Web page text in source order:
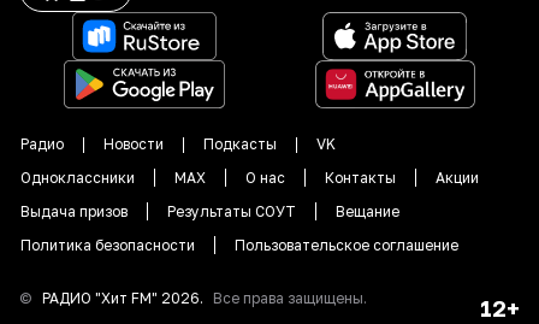
Радио Новости Подкасты
VK
Одноклассники
MAX О нас Контакты
Акции
Выдача призов
Результаты СОУТ
Вещание
Политика безопасности
Пользовательское соглашение
© РАДИО "Хит FM" 2026. Все права защищены. 12+